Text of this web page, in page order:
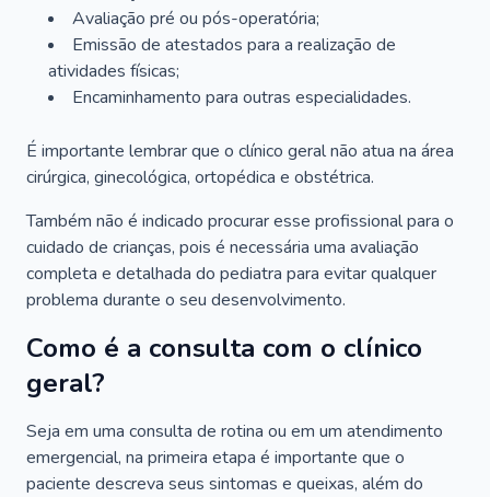
Avaliação pré ou pós-operatória;
Emissão de atestados para a realização de
atividades físicas;
Encaminhamento para outras especialidades.
É importante lembrar que o clínico geral não atua na área
cirúrgica, ginecológica, ortopédica e obstétrica.
Também não é indicado procurar esse profissional para o
cuidado de crianças, pois é necessária uma avaliação
completa e detalhada do pediatra para evitar qualquer
problema durante o seu desenvolvimento.
Como é a consulta com o clínico
geral?
Seja em uma consulta de rotina ou em um atendimento
emergencial, na primeira etapa é importante que o
paciente descreva seus sintomas e queixas, além do